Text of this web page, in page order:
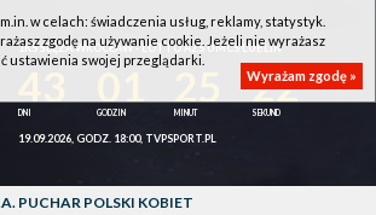
1KS ŚLĘZA WROCŁAW - LOTTO AZS UMCS LUBLIN
22
19.09.2026, GODZ. 18:00, TVPSPORT.PL
PUCHAR POLSKI KOBIET
w celach: świadczenia usług, reklamy, statystyk.
zgodę na używanie cookie. Jeżeli nie wyrażasz
ustawienia swojej przeglądarki.
Wyrażam zgodę »